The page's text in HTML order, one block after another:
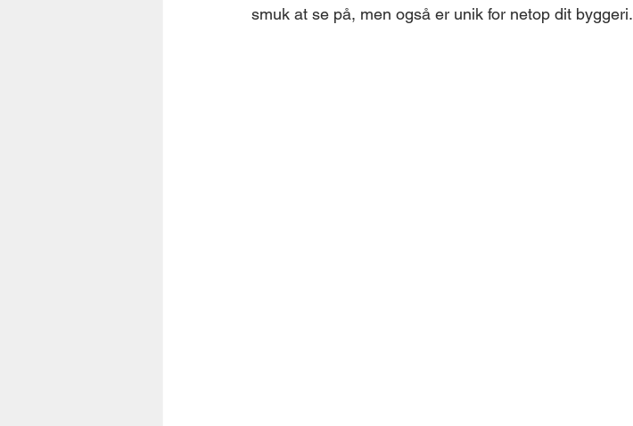
smuk at se på, men også er unik for netop dit byggeri.